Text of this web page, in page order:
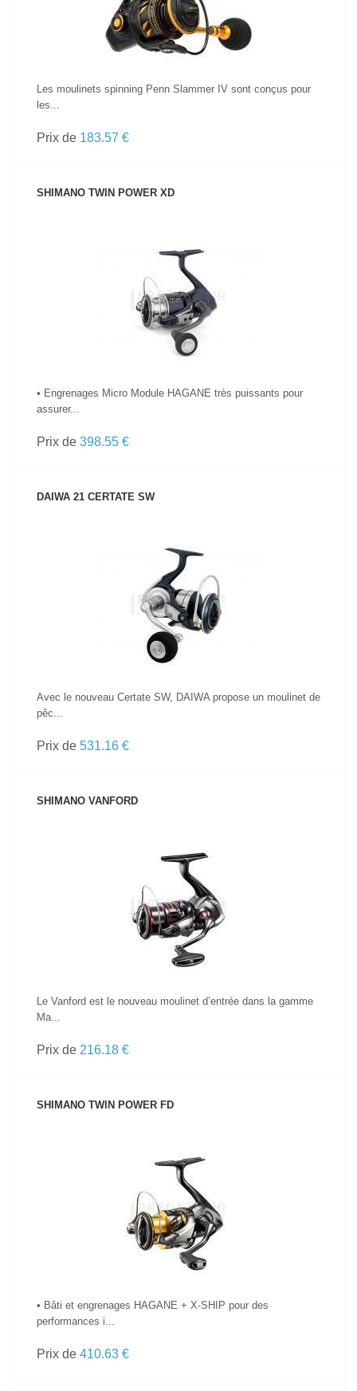
Les moulinets spinning Penn Slammer IV sont conçus pour
les...
Prix de 183.57 €
SHIMANO TWIN POWER XD
VOIR LE PRODUIT
• Engrenages Micro Module HAGANE très puissants pour
assurer...
Prix de 398.55 €
DAIWA 21 CERTATE SW
VOIR LE PRODUIT
Avec le nouveau Certate SW, DAIWA propose un moulinet de
pêc...
Prix de 531.16 €
SHIMANO VANFORD
VOIR LE PRODUIT
Le Vanford est le nouveau moulinet d’entrée dans la gamme
Ma...
Prix de 216.18 €
SHIMANO TWIN POWER FD
VOIR LE PRODUIT
• Bâti et engrenages HAGANE + X-SHIP pour des
performances i...
Prix de 410.63 €